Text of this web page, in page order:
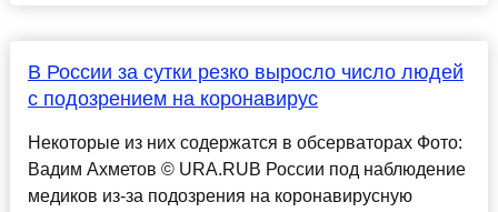
В России за сутки резко выросло число людей
с подозрением на коронавирус
Некоторые из них содержатся в обсерваторах Фото:
Вадим Ахметов © URA.RUВ России под наблюдение
медиков из-за подозрения на коронавирусную